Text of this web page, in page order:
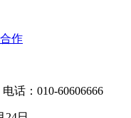
作
话：010-60606666